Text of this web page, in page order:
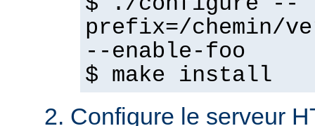
prefix=/chemin/
--enable-foo
$ make install
Configure le serveur